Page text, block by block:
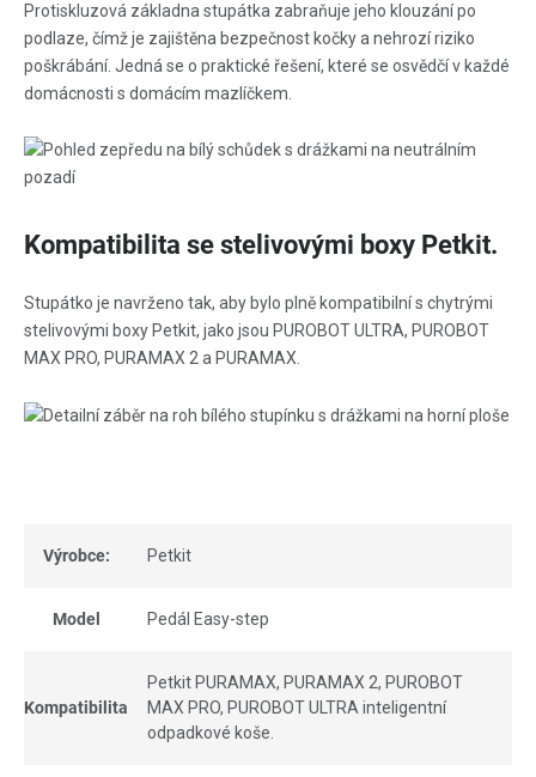
Protiskluzová základna stupátka zabraňuje jeho klouzání po
podlaze, čímž je zajištěna bezpečnost kočky a nehrozí riziko
poškrábání. Jedná se o praktické řešení, které se osvědčí v každé
domácnosti s domácím mazlíčkem.
Kompatibilita se stelivovými boxy Petkit.
Stupátko je navrženo tak, aby bylo plně kompatibilní s chytrými
stelivovými boxy Petkit, jako jsou PUROBOT ULTRA, PUROBOT
MAX PRO, PURAMAX 2 a PURAMAX.
Výrobce: Petkit
Model Pedál Easy-step
Kompatibilita
Petkit PURAMAX, PURAMAX 2, PUROBOT
MAX PRO, PUROBOT ULTRA inteligentní
odpadkové koše.